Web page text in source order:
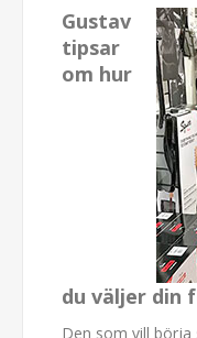
Gustav
tipsar
om hur
du väljer din
Den som vill